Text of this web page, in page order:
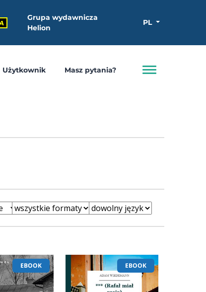
Grupa wydawnicza
Helion
PL
Użytkownik Masz pytania?
EBOOK EBOOK